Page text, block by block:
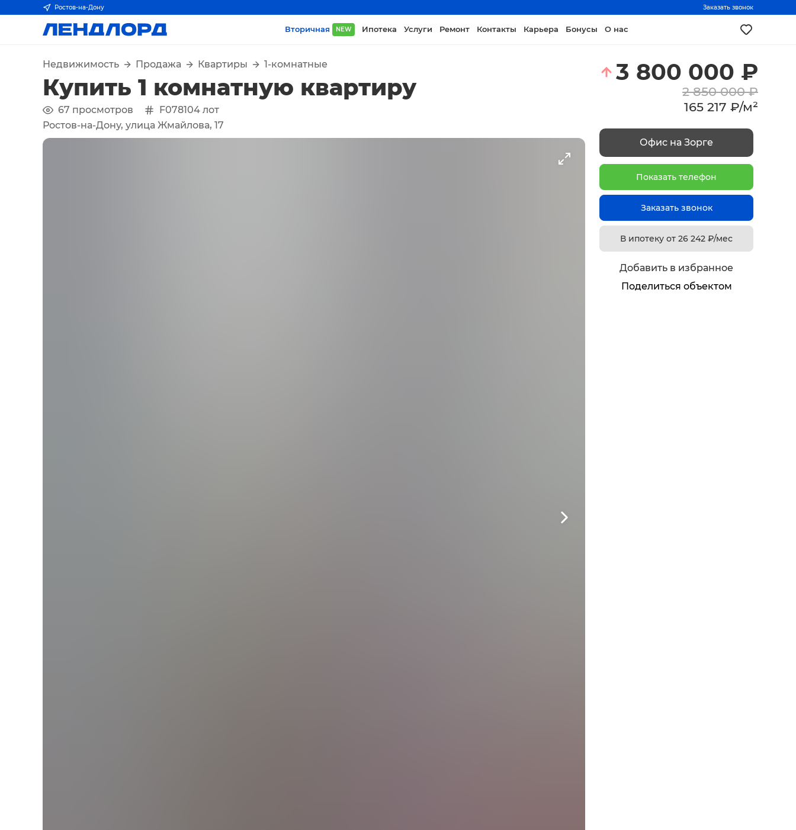
Ростов-на-Дону Заказать звонок
Вторичная NEW Ипотека Услуги Ремонт Контакты Карьера Бонусы О нас
Недвижимость Продажа Квартиры 1-комнатные
Купить 1 комнатную квартиру
67 просмотров F078104 лот
Ростов-на-Дону, улица Жмайлова, 17
3 800 000 ₽
2 850 000 ₽
165 217 ₽/м²
Офис на Зорге
Показать телефон
Заказать звонок
В ипотеку от 26 242₽/мес
Добавить в избранное
Поделиться объектом